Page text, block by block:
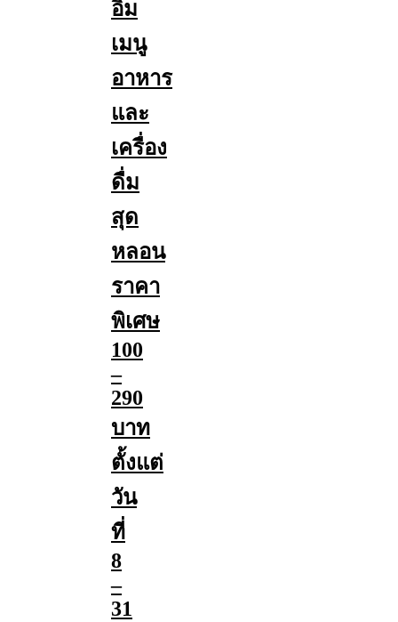
อิ่ม
เมนู
อาหาร
และ
เครื่อง
ดื่ม
สุด
หลอน
ราคา
พิเศษ
100
–
290
บาท
ตั้งแต่
วัน
ที่
8
–
31